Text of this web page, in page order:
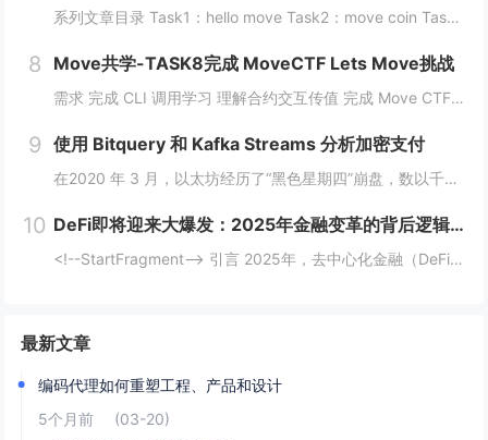
系列文章目录 Task1：hello move Task2：move coin Task3：move nft Task4：move game Task5：move swap Task6：sdk ptb 更多精彩内容，敬请期待！️...
8 Move共学-TASK8完成 MoveCTF Lets Move挑战
需求 完成 CLI 调用学习 理解合约交互传值 完成 Move CTF Lets Move 一、任务指南 合约部署地址: 0x097a3833b6b5c62ca6ad10f0509dffdadff7ce31e1...
9 使用 Bitquery 和 Kafka Streams 分析加密支付
在2020 年 3 月，以太坊经历了“黑色星期四”崩盘，数以千计的 DeFi（去中心化金融）清算被同时触发，导致网络费用从 20 gwei 飙升至 200 gwei 以上。那些能够监控并对内存池数据做出反应的人幸存下来，而那些无法做到的人则...
10 DeFi即将迎来大爆发：2025年金融变革的背后逻辑与机会
<!--StartFragment--> 引言 2025年，去中心化金融（DeFi）可能迎来一个重要的爆发时期。根据近期的新闻热点，多个因素正在推动这一趋势的到来。首先，美国政府计划建立比特币战略储备，并配合发行ETF等债务...
最新文章
编码代理如何重塑工程、产品和设计
5个月前
(03-20)